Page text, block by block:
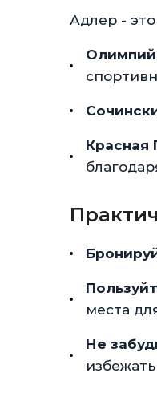
Адлер -
Красная
места
Не